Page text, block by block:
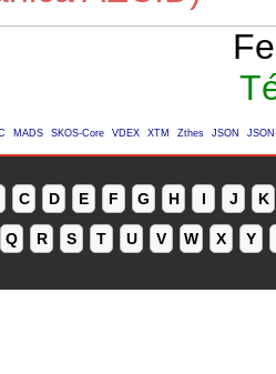
MADS SKOS-Core VDEX XTM Zthes JSON
C D E F G H I J K
Q R S T U V W X Y